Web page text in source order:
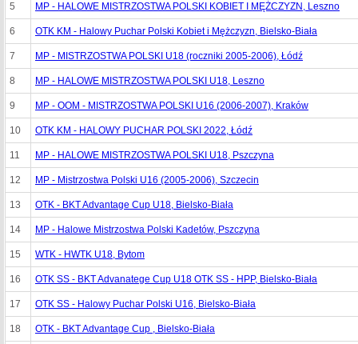
5 MP - HALOWE MISTRZOSTWA POLSKI KOBIET I MĘŻCZYZN, Leszno
6 OTK KM - Halowy Puchar Polski Kobiet i Mężczyzn, Bielsko-Biała
7 MP - MISTRZOSTWA POLSKI U18 (roczniki 2005-2006), Łódź
8 MP - HALOWE MISTRZOSTWA POLSKI U18, Leszno
9 MP - OOM - MISTRZOSTWA POLSKI U16 (2006-2007), Kraków
10 OTK KM - HALOWY PUCHAR POLSKI 2022, Łódź
11 MP - HALOWE MISTRZOSTWA POLSKI U18, Pszczyna
12 MP - Mistrzostwa Polski U16 (2005-2006), Szczecin
13 OTK - BKT Advantage Cup U18, Bielsko-Biała
14 MP - Halowe Mistrzostwa Polski Kadetów, Pszczyna
15 WTK - HWTK U18, Bytom
16 OTK SS - BKT Advanatege Cup U18 OTK SS - HPP, Bielsko-Biała
17 OTK SS - Halowy Puchar Polski U16, Bielsko-Biała
18 OTK - BKT Advantage Cup , Bielsko-Biała